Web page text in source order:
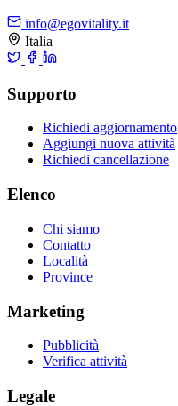
info@egovitality.it
Italia
Supporto
Richiedi aggiornamento
Aggiungi nuova attività
Richiedi cancellazione
Elenco
Chi siamo
Contatto
Località
Province
Marketing
Pubblicità
Verifica attività
Legale